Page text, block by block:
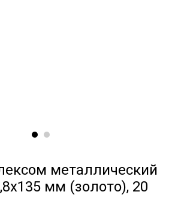
металлический
мм (золото), 20